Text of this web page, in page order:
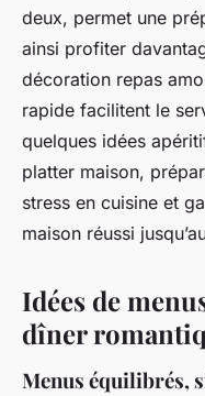
deux, permet une
ainsi profiter
décoration repas
rapide facilitent le
quelques idées
platter maison,
stress en cuisine et
maison réussi
Idées de
dîner
Menus équilibrés,